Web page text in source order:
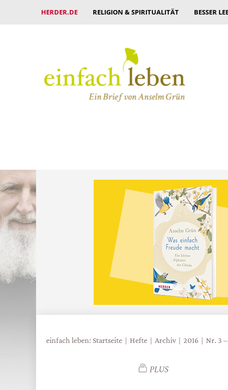
HERDER.DE RELIGION & SPIRITUALITÄT BESSER
einfach leben: Startseite Hefte Archiv 2016 Nr. 3